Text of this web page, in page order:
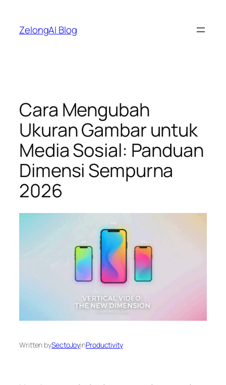
konten
ZelongAI Blog
Cara Mengubah
Ukuran Gambar untuk
Media Sosial: Panduan
Dimensi Sempurna
2026
Written bySectoJoyinProductivity